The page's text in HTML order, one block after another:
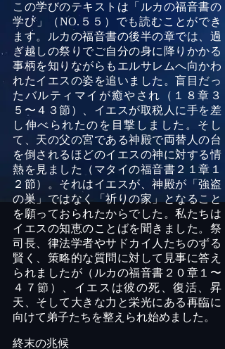
この学びのテキストは「ルカの福音書の
学び」（NO. ５５）でも読むことができ
ます。ルカの福音書の後半の章では、過
ぎ越しの祭りでご自分の身に降りかかる
事柄を知りながらもエルサレムへ向かわ
れたイエスの姿を追いました。盲目だっ
たバルティマイが癒やされ（１８章３
５〜４３節）、イエスが取税人に手を差
し伸べられたのを目撃しました。そし
て、天の父の宮である神殿で両替人の台
を倒されるほどのイエスの神に対する情
熱を見ました（マタイの福音書２１章１
２節）。それはイエスが、神殿が「強盗
の巣」ではなく「祈りの家」となること
を願っておられたからでした。私たちは
イエスの知恵のことばを聞きました。祭
司長、律法学者やサドカイ人たちのずる
賢く、策略的な質問に対して見事に答え
られましたが（ルカの福音書２０章１〜
４７節）、イエスは彼の死、復活、昇
天、そして大きな力と栄光にある再臨に
向けて弟子たちを整えられ始めました。
終末の兆候